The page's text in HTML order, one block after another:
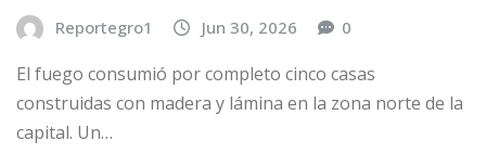
Reportegro1 Jun 30, 2026 0
El fuego consumió por completo cinco casas
construidas con madera y lámina en la zona norte de la
capital. Un…